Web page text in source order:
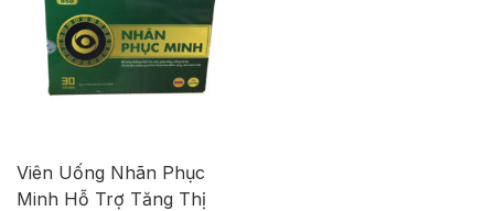
Viên Uống Nhãn Phục
Minh Hỗ Trợ Tăng Thị